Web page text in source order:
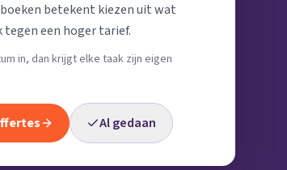
betekent kiezen uit wat
een hoger tarief.
in, dan krijgt elke taak zijn eigen
Al gedaan